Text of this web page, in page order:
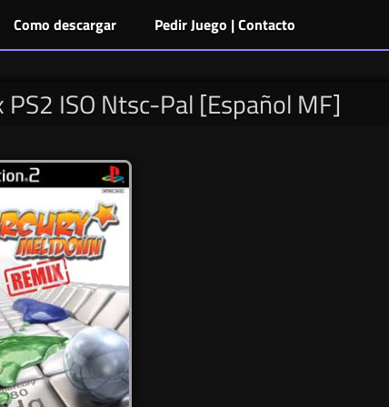
Como descargar Pedir Juego | Contacto
ISO Ntsc-Pal [Español MF]